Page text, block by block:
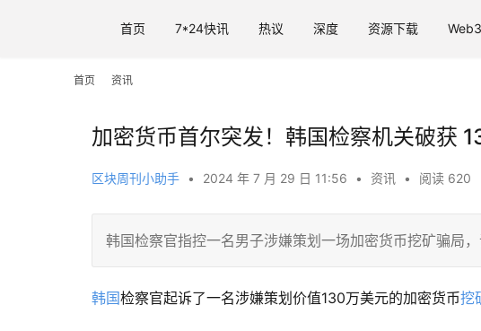
首页 7*24快讯 热议 深度 资源下载
首页 资讯
加密货币首尔突发！韩国检察机关破获
区块周刊小助手 • 2024 年 7 月 29 日 11:56 • 资讯 • 阅读 620
韩国检察官指控一名男子涉嫌策划一场加密货币挖矿骗局，
韩国检察官起诉了一名涉嫌策划价值130万美元的加密货币挖